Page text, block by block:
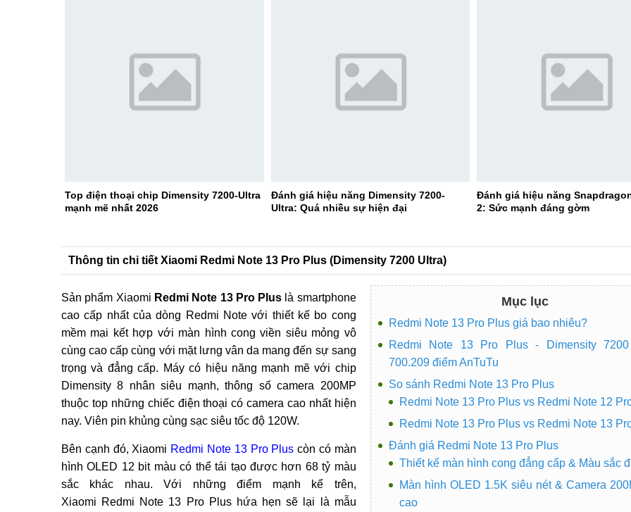
Top điện thoại chip Dimensity 7200-Ultra
mạnh mẽ nhất 2026
Đánh giá hiệu năng Dimensity 7200-
Ultra: Quá nhiều sự hiện đại
Đánh giá hiệu năng
2: Sức mạnh đáng gờm
Thông tin chi tiết Xiaomi Redmi Note 13 Pro Plus (Dimensity 7200 Ultra)
Mục lục
Redmi Note 13 Pro Plus giá bao nhiêu?
Redmi Note 13 Pro Plus - Dimensity
700.209 điểm AnTuTu
So sánh Redmi Note 13 Pro Plus
Redmi Note 13 Pro Plus vs Redmi Note 12
Redmi Note 13 Pro Plus vs Redmi Note 13
Đánh giá Redmi Note 13 Pro Plus
Thiết kế màn hình cong đẳng cấp & Màu sắc
Màn hình OLED 1.5K siêu nét & Camera
cao
Sản phẩm Xiaomi Redmi Note 13 Pro Plus là smartphone
cao cấp nhất của dòng Redmi Note với thiết kế bo cong
mềm mại kết hợp với màn hình cong viền siêu mỏng vô
cùng cao cấp cùng với mặt lưng vân da mang đến sự sang
trọng và đẳng cấp. Máy có hiệu năng mạnh mẽ với chip
Dimensity 8 nhân siêu mạnh, thông số camera 200MP
thuộc top những chiếc điện thoại có camera cao nhất hiện
nay. Viên pin khủng cùng sạc siêu tốc độ 120W.
Bên cạnh đó, Xiaomi Redmi Note 13 Pro Plus còn có màn
hình OLED 12 bit màu có thể tái tạo được hơn 68 tỷ màu
sắc khác nhau. Với những điểm mạnh kể trên,
Xiaomi Redmi Note 13 Pro Plus hứa hẹn sẽ lại là mẫu